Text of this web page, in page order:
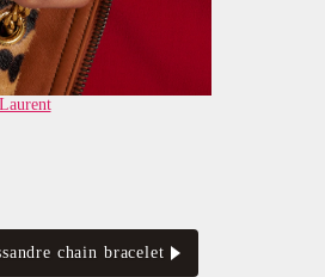
chain bracelet